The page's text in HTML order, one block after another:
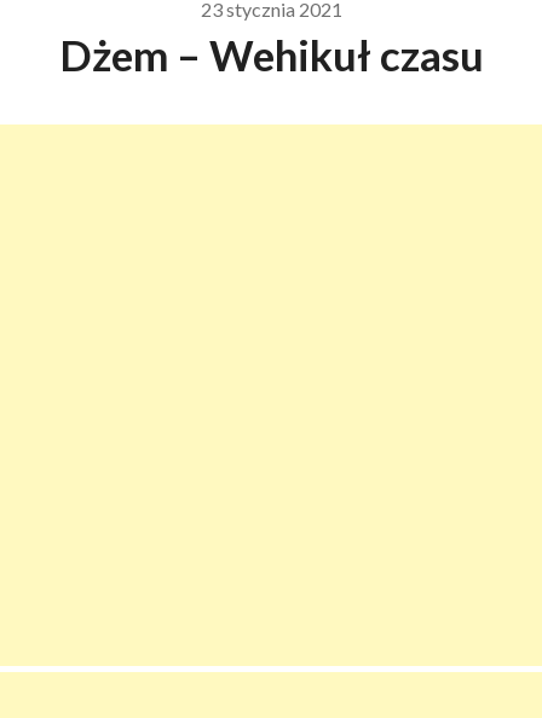
23 stycznia 2021
Dżem – Wehikuł czasu